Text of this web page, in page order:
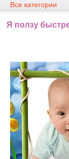
Все категории
Я ползу